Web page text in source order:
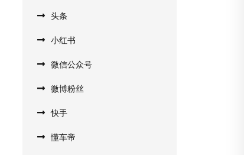
头条
小红书
微信公众号
微博粉丝
快手
懂车帝